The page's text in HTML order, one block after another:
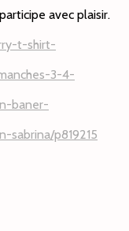
avec plaisir.
t-shirt-
3-4-
baner-
sabrina/p819215